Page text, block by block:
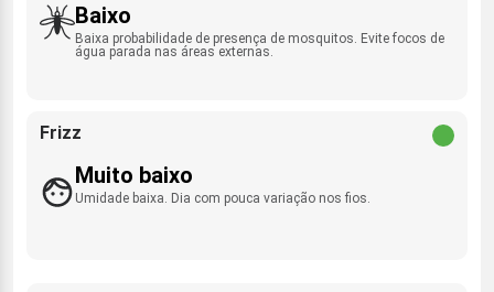
Baixo
Baixa probabilidade de presença de mosquitos. Evite focos de
água parada nas áreas externas.
Frizz
Muito baixo
Umidade baixa. Dia com pouca variação nos fios.